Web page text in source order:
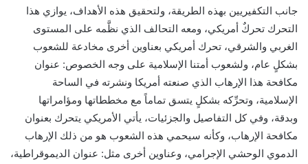
جانب التكفيريين بهذه الطريقة، ولتحقيق هذه الأهداف، يوازي هذا
التحرك تحركٌ أمريكي، ومعه التحالف الذي نظَّمه على المستوى
الغربي والشرقي، تحرك أمريكي بعناوين أخرى مخادعة للشعوب
بشكلٍ عام، ولشعوب أمتنا الإسلامية على وجه الخصوص: عنوان
مكافحة هذا الإرهاب الذي صنعته أمريكا ونشرته في الساحة
الإسلامية، وتحرِّكه بشكلٍ يتسق تماماً مع مخططاتها ومؤامراتها
وبدقة، وفي كل التفاصيل والجزئيات، يأتي الأمريكي يتحرك بعنوان
مكافحة الإرهاب، وكأنه سيحمي هذه الشعوب هو من ذلك الإرهاب
الدموي الوحشي الإجرامي، وعناوين أخرى مثل: عنوان الديموقراطية،